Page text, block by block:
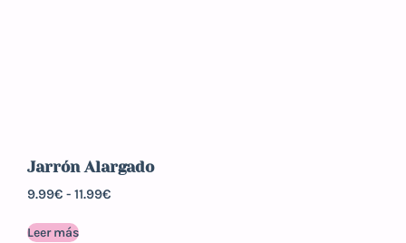
Jarrón Alargado
9.99€ - 11.99€
Leer más